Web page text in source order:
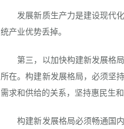
发展新质生产力是建设现代化
统产业优势丢掉。
第三，以加快构建新发展格局
所在。构建新发展格局，必须坚
需求和供给的关系，坚持惠民生
构建新发展格局必须畅通国内